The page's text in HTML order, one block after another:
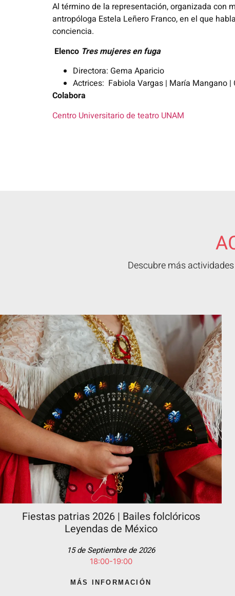
Al término de la representación, organizada con
antropóloga Estela Leñero Franco, en el que
conciencia.
Elenco Tres mujeres en fuga
Directora: Gema Aparicio
Actrices: Fabiola Vargas | María Mangano |
Colabora
Centro Universitario de teatro UNAM
Descubre más
Fiestas patrias 2026 | Bailes folclóricos
Leyendas de México
15 de Septiembre de 2026
18:00-19:00
MÁS INFORMACIÓN